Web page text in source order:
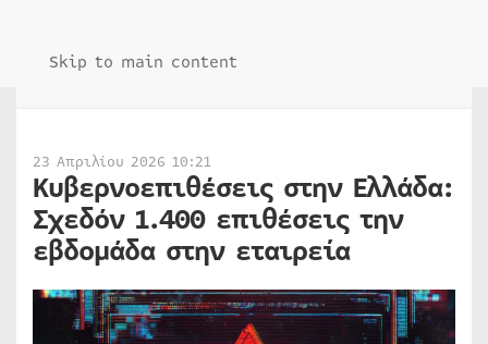
Skip to main content
23 Απριλίου 2026 10:21
Κυβερνοεπιθέσεις στην Ελλάδα:
Σχεδόν 1.400 επιθέσεις την
εβδομάδα στην εταιρεία